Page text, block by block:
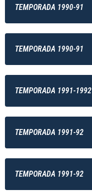
TEMPORADA 1990-91
TEMPORADA 1990-91
TEMPORADA 1991-1992
TEMPORADA 1991-92
TEMPORADA 1991-92